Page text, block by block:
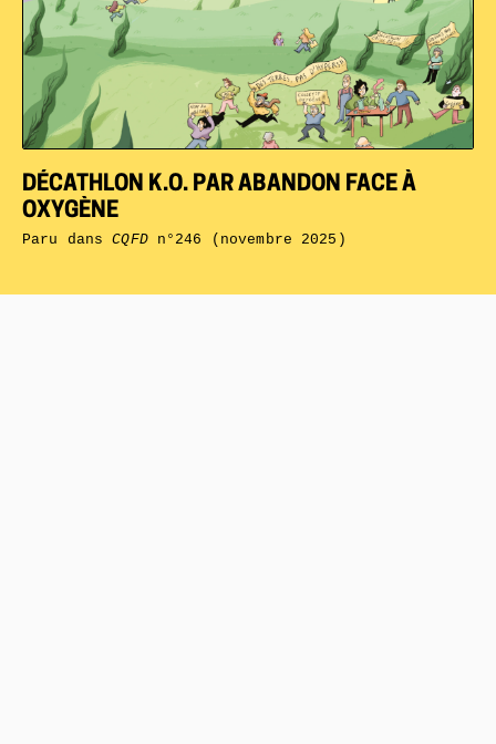
DÉCATHLON K.O. PAR ABANDON FACE À
OXYGÈNE
Paru dansCQFDn°246 (novembre 2025)